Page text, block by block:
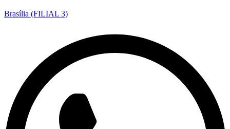
Brasília (FILIAL 3)